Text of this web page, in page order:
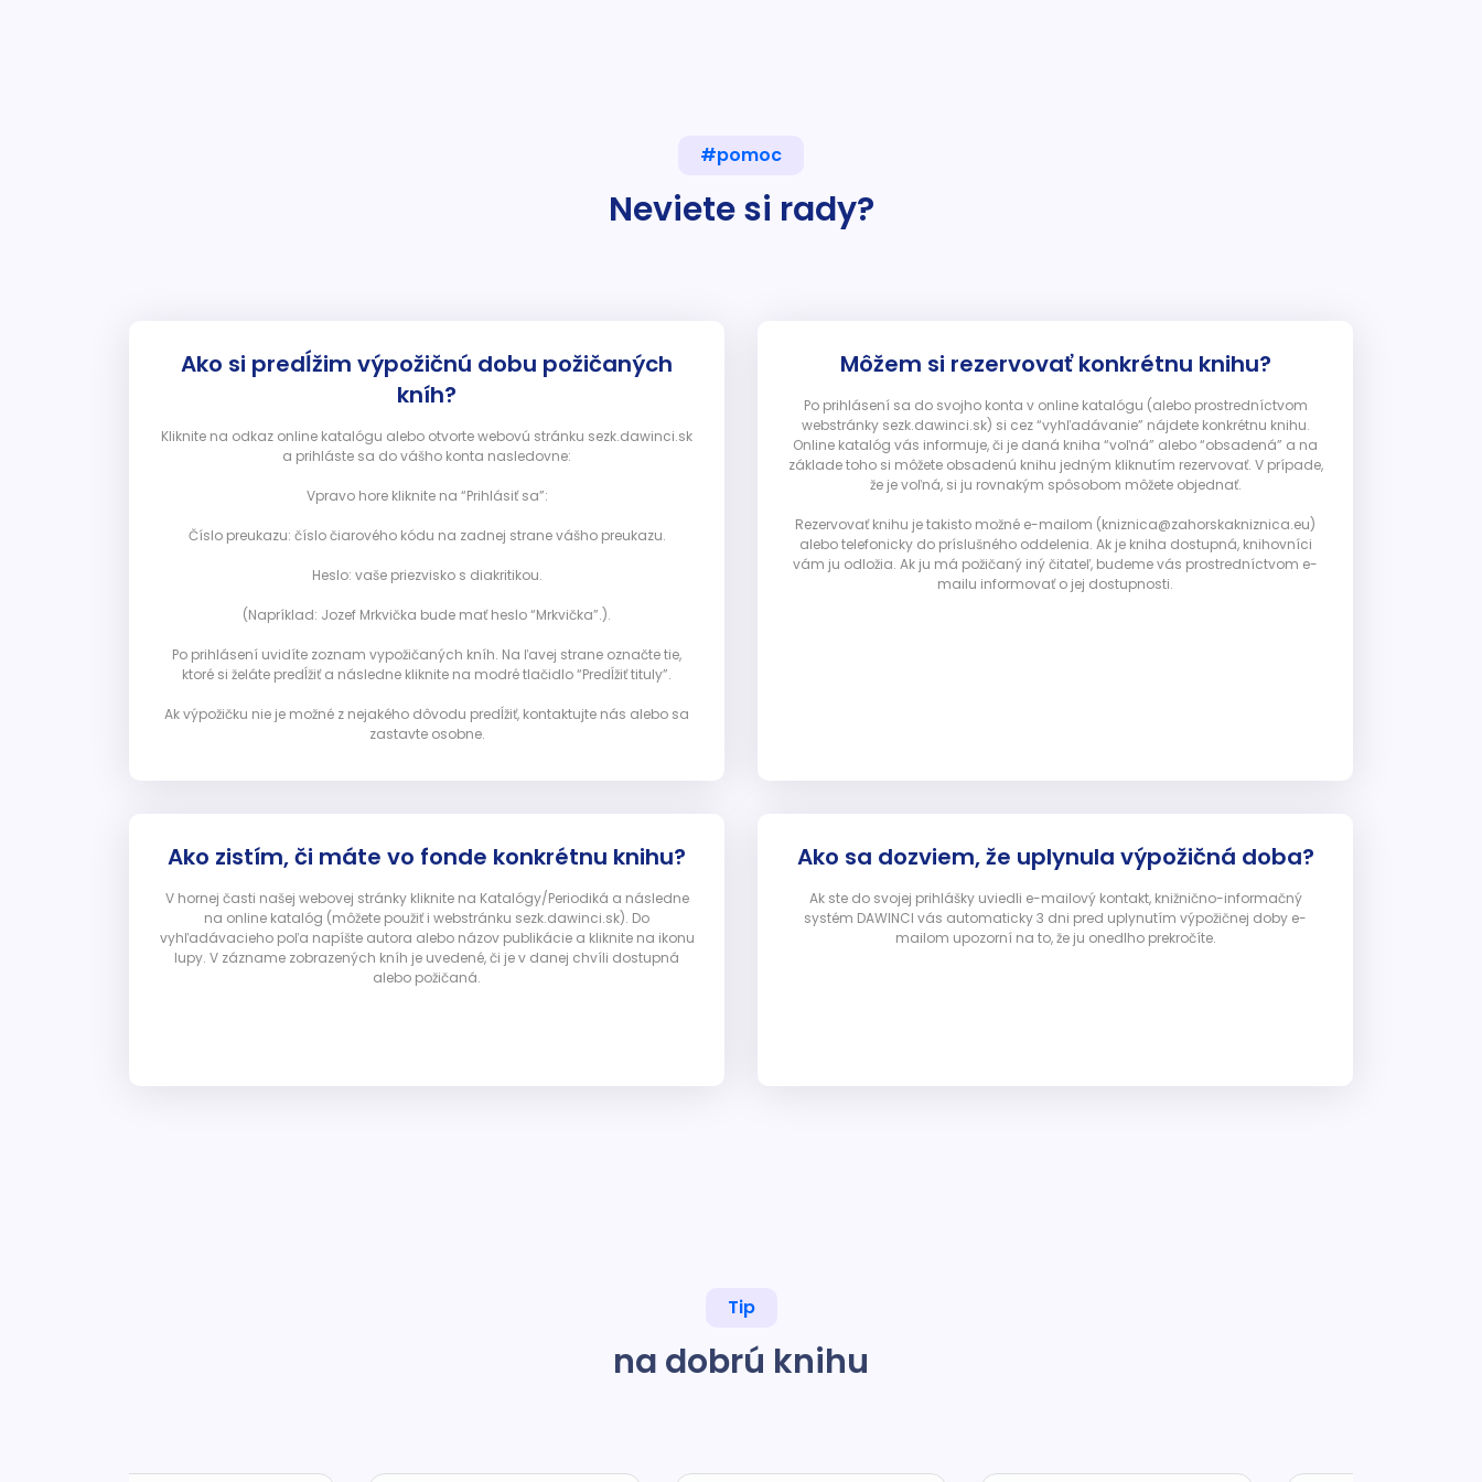
#pomoc
Neviete si rady?
Ako si predĺžim výpožičnú dobu požičaných
kníh?
Kliknite na odkaz online katalógu alebo otvorte webovú stránku sezk.dawinci.sk
a prihláste sa do vášho konta nasledovne:
Vpravo hore kliknite na “Prihlásiť sa”:
Číslo preukazu: číslo čiarového kódu na zadnej strane vášho preukazu.
Heslo: vaše priezvisko s diakritikou.
(Napríklad: Jozef Mrkvička bude mať heslo “Mrkvička”.).
Po prihlásení uvidíte zoznam vypožičaných kníh. Na ľavej strane označte tie,
ktoré si želáte predĺžiť a následne kliknite na modré tlačidlo “Predĺžiť tituly”.
Ak výpožičku nie je možné z nejakého dôvodu predĺžiť, kontaktujte nás alebo sa
zastavte osobne.
Môžem si rezervovať konkrétnu knihu?
Po prihlásení sa do svojho konta v online katalógu (alebo prostredníctvom
webstránky sezk.dawinci.sk) si cez “vyhľadávanie” nájdete konkrétnu knihu.
Online katalóg vás informuje, či je daná kniha “voľná” alebo “obsadená” a na
základe toho si môžete obsadenú knihu jedným kliknutím rezervovať. V prípade,
že je voľná, si ju rovnakým spôsobom môžete objednať.
Rezervovať knihu je takisto možné e-mailom (kniznica@zahorskakniznica.eu)
alebo telefonicky do príslušného oddelenia. Ak je kniha dostupná, knihovníci
vám ju odložia. Ak ju má požičaný iný čitateľ, budeme vás prostredníctvom e-
mailu informovať o jej dostupnosti.
Ako zistím, či máte vo fonde konkrétnu knihu?
V hornej časti našej webovej stránky kliknite na Katalógy/Periodiká a následne
na online katalóg (môžete použiť i webstránku sezk.dawinci.sk). Do
vyhľadávacieho poľa napíšte autora alebo názov publikácie a kliknite na ikonu
lupy. V zázname zobrazených kníh je uvedené, či je v danej chvíli dostupná
alebo požičaná.
Ako sa dozviem, že uplynula výpožičná doba?
Ak ste do svojej prihlášky uviedli e-mailový kontakt, knižnično-informačný
systém DAWINCI vás automaticky 3 dni pred uplynutím výpožičnej doby e-
mailom upozorní na to, že ju onedlho prekročíte.
Tip
na dobrú knihu